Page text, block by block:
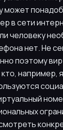
может
в сети
человеку
нет. Не
поэтому
кто, например,